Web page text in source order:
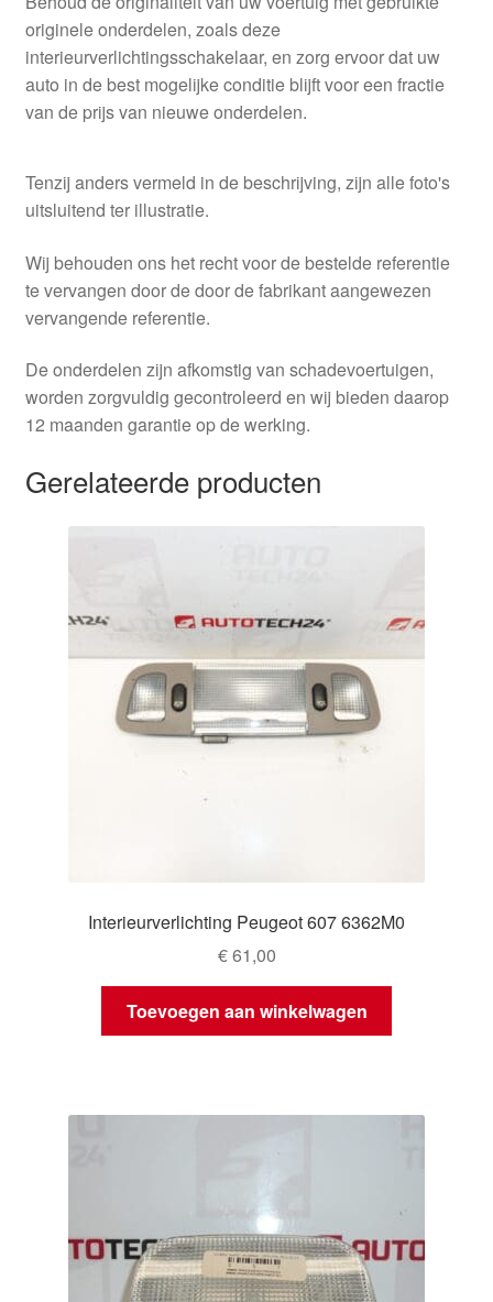
originele onderdelen, zoals deze
interieurverlichtingsschakelaar, en zorg ervoor dat uw
auto in de best mogelijke conditie blijft voor een fractie
van de prijs van nieuwe onderdelen.
Tenzij anders vermeld in de beschrijving, zijn alle foto's
uitsluitend ter illustratie.
Wij behouden ons het recht voor de bestelde referentie
te vervangen door de door de fabrikant aangewezen
vervangende referentie.
De onderdelen zijn afkomstig van schadevoertuigen,
worden zorgvuldig gecontroleerd en wij bieden daarop
12 maanden garantie op de werking.
Gerelateerde producten
Interieurverlichting Peugeot 607 6362M0
€61,00
Toevoegen aan winkelwagen